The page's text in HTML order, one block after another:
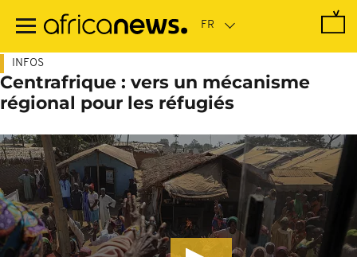
contenu
INFOS
Centrafrique : vers un mécanisme
régional pour les réfugiés